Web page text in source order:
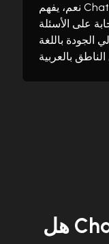
نعم، يفهم ChatGPT ويتواصل بطلاقة باللغة العربية.
على الأسئلة
الجودة باللغة